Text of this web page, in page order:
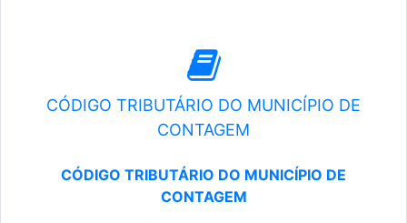
CÓDIGO TRIBUTÁRIO DO MUNICÍPIO DE
CONTAGEM
CÓDIGO TRIBUTÁRIO DO MUNICÍPIO DE
CONTAGEM